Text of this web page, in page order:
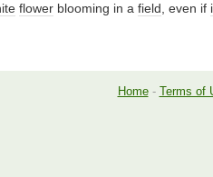
flower blooming in a field, even if
Home- Terms of